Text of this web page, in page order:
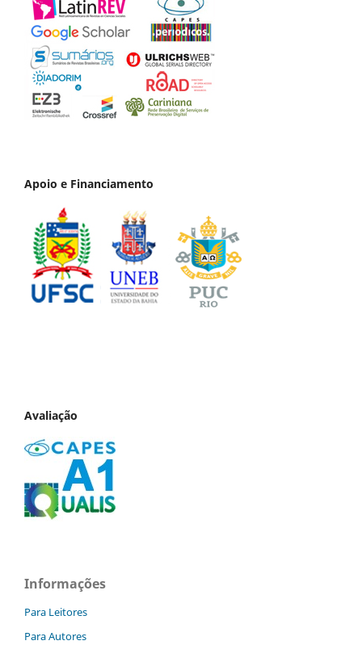
Apoio e Financiamento
Avaliação
Informações
Para Leitores
Para Autores